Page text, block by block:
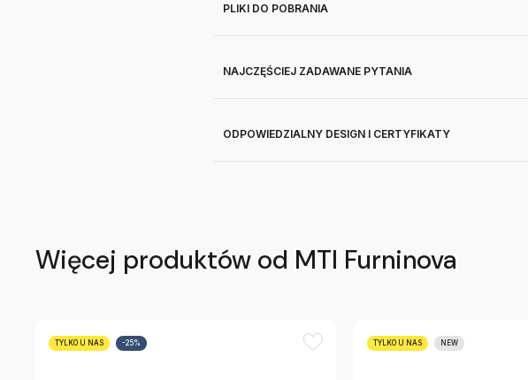
PLIKI DO POBRANIA
NAJCZĘŚCIEJ ZADAWANE PYTANIA
ODPOWIEDZIALNY DESIGN I CERTYFIKATY
Więcej produktów od MTI Furninova
TYLKO U NAS -25% TYLKO U NAS NEW